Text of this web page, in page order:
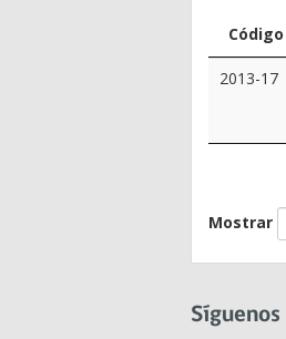
Código
2013-17
Mostrar
Síguenos